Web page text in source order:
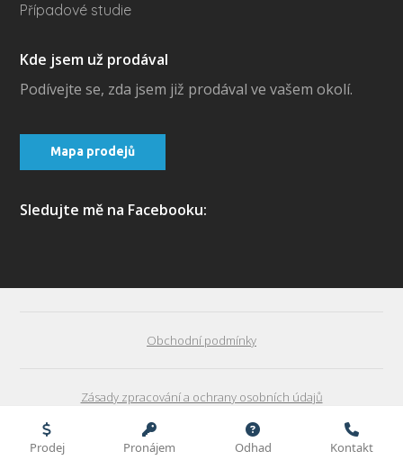
Prodej Pronájem Odhad Kontakt
Případové studie
Kde jsem už prodával
Podívejte se, zda jsem již prodával ve vašem okolí.
Mapa prodejů
Sledujte mě na Facebooku:
Obchodní podmínky
Zásady zpracování a ochrany osobních údajů
David Majer | realitní specialista - Jak prodat v Praze byt